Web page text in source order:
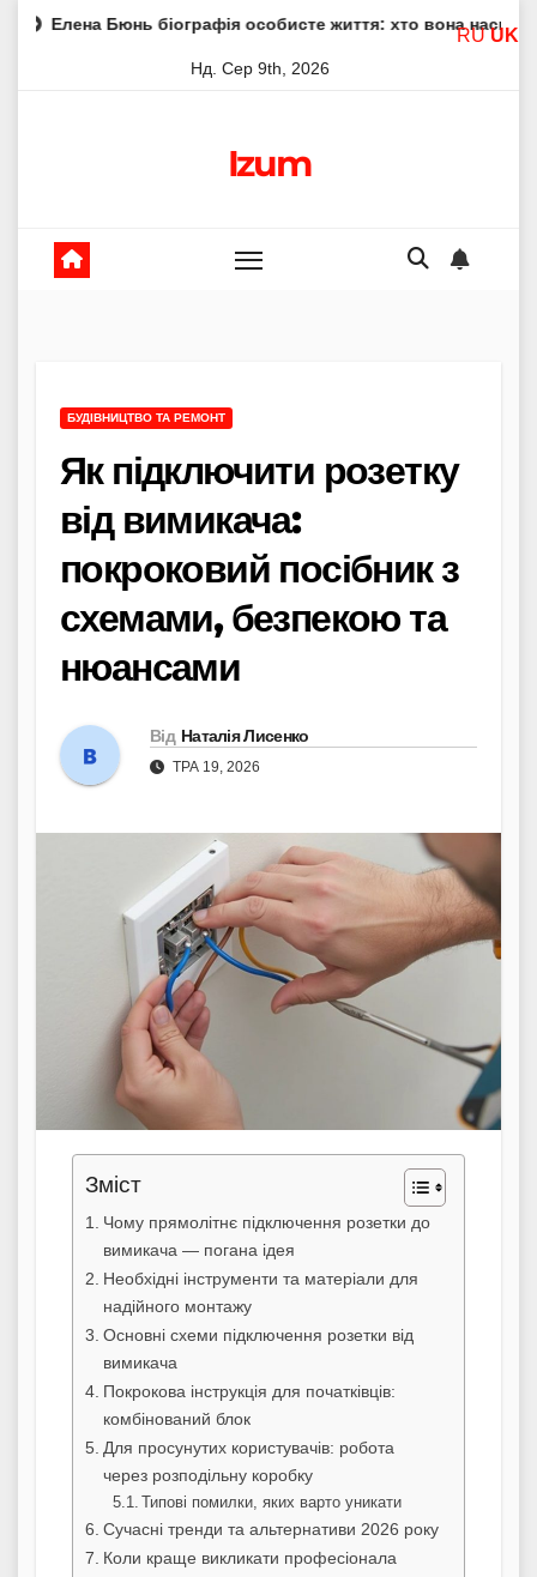
Skipбіографія особисте життя: хто вона насправді
Нд. Сер 9th, 2026
Izum
БУДІВНИЦТВО ТА РЕМОНТ
Як підключити розетку
від вимикача:
покроковий посібник з
схемами, безпекою та
нюансами
Від Наталія Лисенко
ТРА 19, 2026
Зміст
Чому прямолітнє підключення розетки до
вимикача — погана ідея
Необхідні інструменти та матеріали для
надійного монтажу
Основні схеми підключення розетки від
вимикача
Покрокова інструкція для початківців:
комбінований блок
Для просунутих користувачів: робота
через розподільну коробку
Типові помилки, яких варто уникати
Сучасні тренди та альтернативи 2026 року
Коли краще викликати професіонала
RU UK